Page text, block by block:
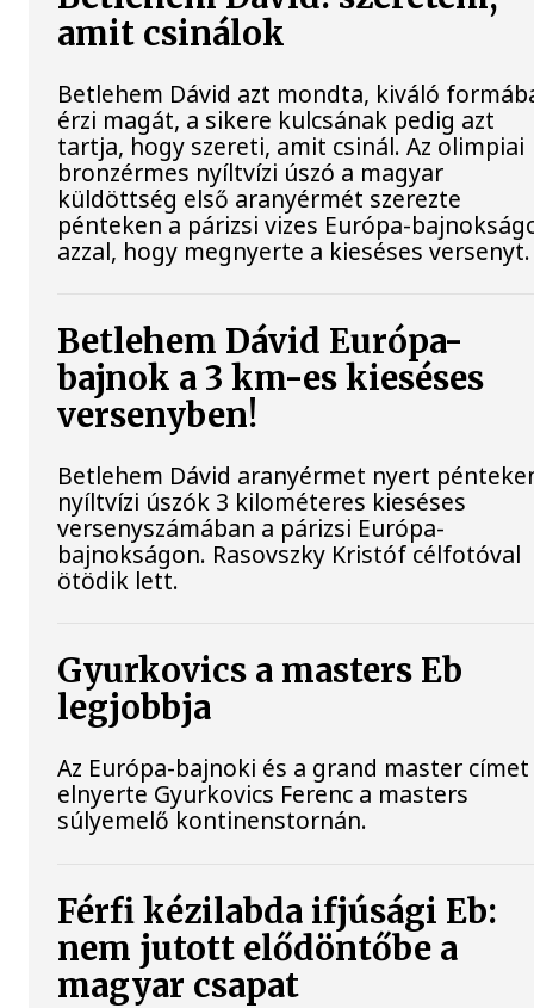
amit csinálok
Betlehem Dávid azt mondta, kiváló
érzi magát, a sikere kulcsának pedig azt
tartja, hogy szereti, amit csinál. Az olimpiai
bronzérmes nyíltvízi úszó a magyar
küldöttség első aranyérmét szerezte
pénteken a párizsi vizes Európa-
azzal, hogy megnyerte a kieséses versenyt.
Betlehem Dávid Európa-
bajnok a 3 km-es kieséses
versenyben!
Betlehem Dávid aranyérmet nyert
nyíltvízi úszók 3 kilométeres kieséses
versenyszámában a párizsi Európa-
bajnokságon. Rasovszky Kristóf célfotóval
ötödik lett.
Gyurkovics a masters Eb
legjobbja
Az Európa-bajnoki és a grand master
elnyerte Gyurkovics Ferenc a masters
súlyemelő kontinenstornán.
Férfi kézilabda ifjúsági Eb:
nem jutott elődöntőbe a
magyar csapat